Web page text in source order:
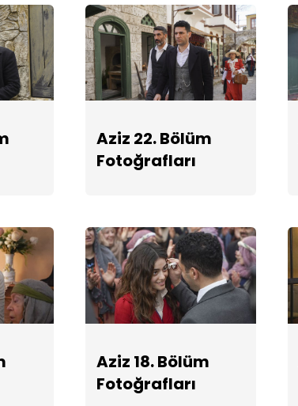
Aziz 22. Bölüm
Fotoğrafları
Aziz 18. Bölüm
Fotoğrafları